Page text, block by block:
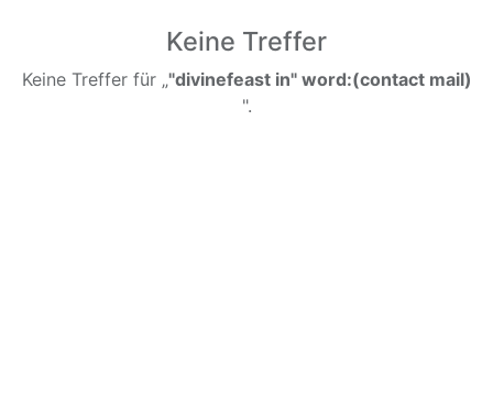
Keine Treffer
Keine Treffer für „"divinefeast in" word:(contact mail)
".